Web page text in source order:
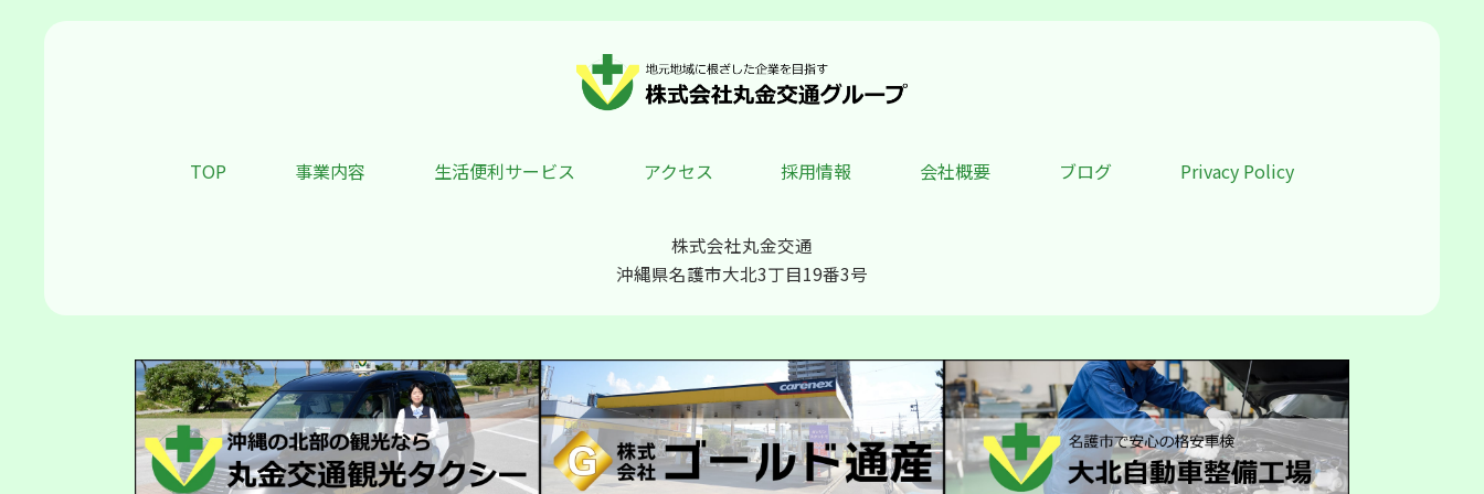
TOP 事業内容 生活便利サービス アクセス 採用情報 会社概要 ブログ Privacy Policy
株式会社丸金交通
沖縄県名護市大北3丁目19番3号